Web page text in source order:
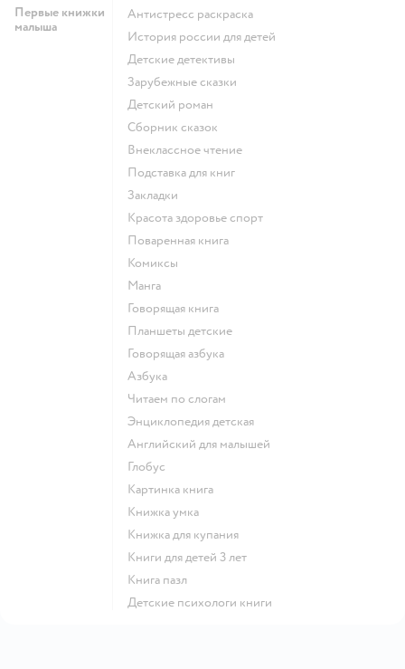
Первые книжки
малыша
антистресс раскраска
история россии для детей
детские детективы
зарубежные сказки
детский роман
сборник сказок
внеклассное чтение
подставка для книг
закладки
красота здоровье спорт
поваренная книга
комиксы
манга
говорящая книга
Планшеты детские
говорящая азбука
азбука
читаем по слогам
энциклопедия детская
английский для малышей
глобус
картинка книга
книжка умка
книжка для купания
книги для детей 3 лет
книга пазл
детские психологи книги